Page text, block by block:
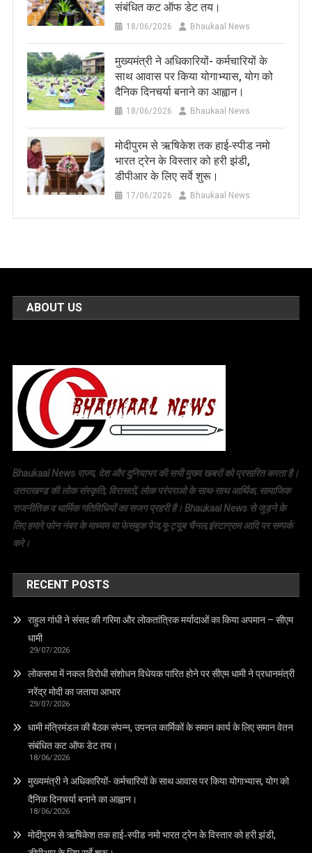
संबंधित कट ऑफ डेट तय।
18/06/2026 Bhaukaal News
मुख्यमंत्री ने अधिकारियों- कर्मचारियों के
साथ आवास पर किया योगाभ्यास, योग को
दैनिक दिनचर्या बनाने का आह्वान।
18/06/2026 Bhaukaal News
मोदीपुरम से ऋषिकेश तक हाई‑स्पीड नमो
भारत ट्रेन के विस्तार को हरी झंडी,
डीपीआर के लिए सर्वे शुरू।
17/06/2026 Bhaukaal News
ABOUT US
Bhaukaal News राज्य, देश और दुनियाभर की सभी मुख्य खबरों को प्रसारित करता है।
उत्तराखण्ड की लोक संस्कृति, विरासतों, लोक परंपराओ के साथ-साथ आर्थिक, सामाजिक
राजनीतिक व धार्मिक गतिविधियों का सजग प्रहरी है। Bhaukaal News से जुड़ने के
लिए हमारे फोन नंबर के माध्यम या फेसबुक पेज,यू-ट्यूब चैनल,इंस्टाग्राम आदि पर सम्पर्क
करे।
RECENT POSTS
राहुल गांधी ने संसद की गरिमा और लोकतांत्रिक मर्यादाओं का किया अपमान – सीएम
धामी
29/07/2026
लोकसभा में नकल विरोधी संशोधन विधेयक पारित होने पर सीएम धामी ने प्रधानमंत्री
नरेंद्र मोदी का जताया आभार
29/07/2026
धामी मंत्रिमंडल की बैठक संपन्न, उपनल कार्मिकों के समान कार्य के लिए समान वेतन
संबंधित कट ऑफ डेट तय।
18/06/2026
मुख्यमंत्री ने अधिकारियों- कर्मचारियों के साथ आवास पर किया योगाभ्यास, योग को
दैनिक दिनचर्या बनाने का आह्वान।
18/06/2026
मोदीपुरम से ऋषिकेश तक हाई‑स्पीड नमो भारत ट्रेन के विस्तार को हरी झंडी,